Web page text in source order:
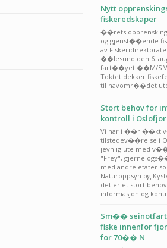
Nytt
fiskeredskaper
��rets
og gjenst��ende
av
��lesund den 6.
fart��yet ��M/S
Toktet dekker
til havomr��det
Stort behov for
kontroll i
Vi har i ��r ��kt
tilstedev��relse i
jevnlig ute med
"Frey", gjerne
med andre etater
Naturoppsyn og
det er et stort
informasjon og
Sm��
fiske innenfor
for 70�� N